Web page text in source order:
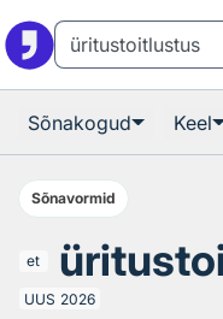
Sõnakogud Keel
Sõnavormid
et
UUS 2026